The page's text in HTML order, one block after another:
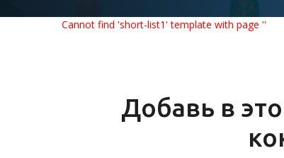
Cannot find 'short-list1' template with page ''
Добавь в